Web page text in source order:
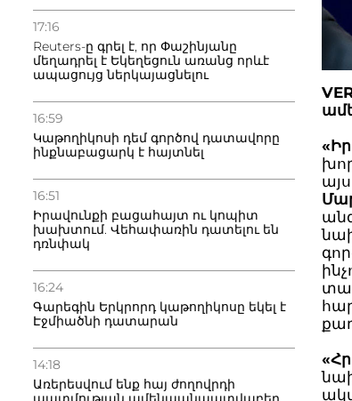
17:16
Reuters-ը գրել է, որ Փաշինյանը
մեղադրել է Եկեղեցուն առանց որևէ
ապացույց ներկայացնելու
16:59
Կաթողիկոսի դեմ գործով դատավորը
ինքնաբացարկ է հայտնել
16:51
Իրավունքի բացահայտ ու կոպիտ
խախտում. Վեհափառին դատելու են
դռնփակ
16:24
Գարեգին Երկրորդ կաթողիկոսը եկել է
Էջմիածնի դատարան
14:18
Առերեսվում ենք հայ ժողովրդի